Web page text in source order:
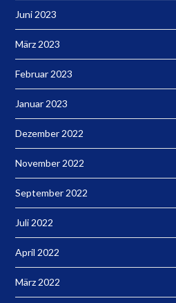
Juni 2023
März 2023
Februar 2023
Januar 2023
Dezember 2022
November 2022
September 2022
Juli 2022
April 2022
März 2022